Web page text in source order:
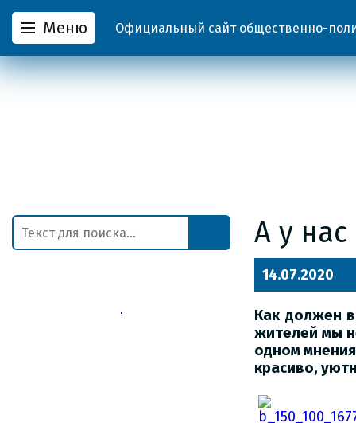
Меню Официальный сайт общественно-
А у
14.07.2020
Как должен
жителей мы
одном
красиво,